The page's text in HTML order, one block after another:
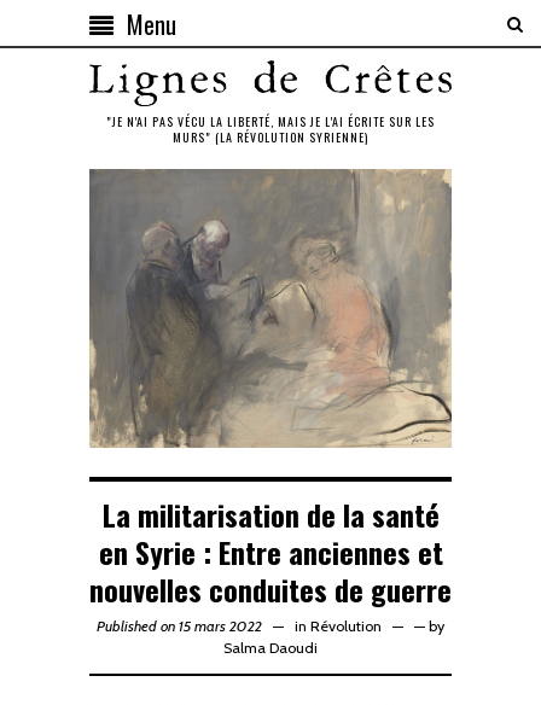
Menu
"JE N'AI PAS VÉCU LA LIBERTÉ, MAIS JE L'AI ÉCRITE SUR LES
MURS" (LA RÉVOLUTION SYRIENNE)
La militarisation de la santé
en Syrie : Entre anciennes et
nouvelles conduites de guerre
Published on 15 mars 2022 in Révolution — by
Salma Daoudi